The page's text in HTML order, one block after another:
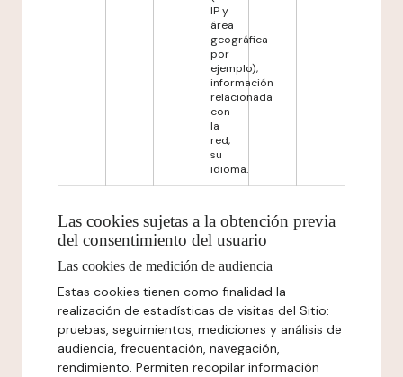
IP y
área
geográfica
por
ejemplo),
información
relacionada
con
la
red,
su
idioma.
Las cookies sujetas a la obtención previa
del consentimiento del usuario
Las cookies de medición de audiencia
Estas cookies tienen como finalidad la
realización de estadísticas de visitas del Sitio:
pruebas, seguimientos, mediciones y análisis de
audiencia, frecuentación, navegación,
rendimiento. Permiten recopilar información